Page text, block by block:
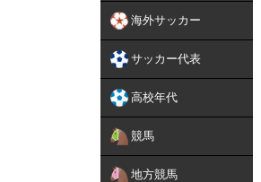
海外サッカー
サッカー代表
高校年代
競馬
地方競馬